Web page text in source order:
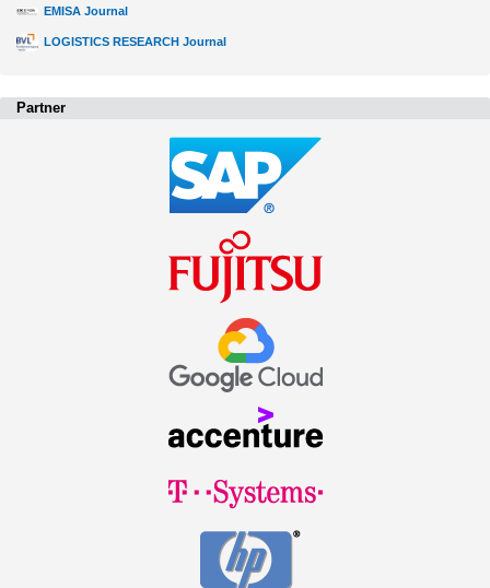
EMISA Journal
LOGISTICS RESEARCH Journal
Partner